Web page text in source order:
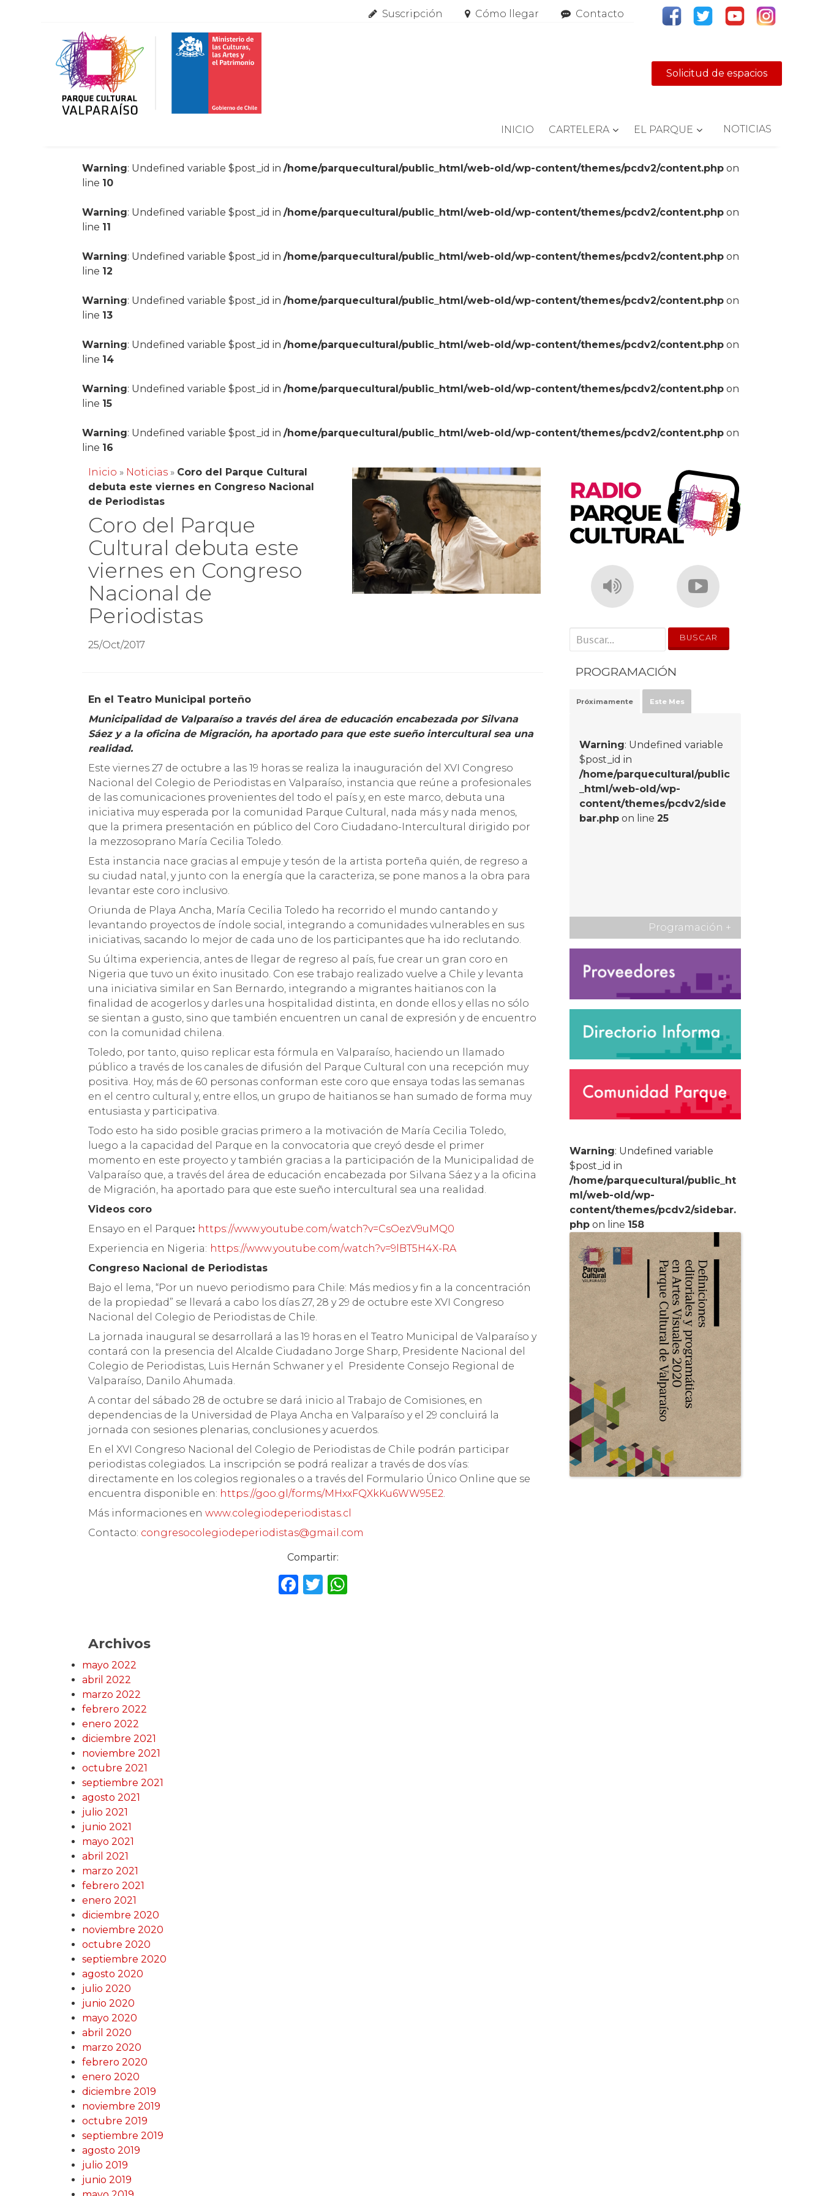
Suscripción Cómo llegar Contacto
Solicitud de espacios
INICIO CARTELERA EL PARQUE NOTICIAS
Warning: Undefined variable $post_id in/home/parquecultural/public_html/web-old/wp-content/themes/pcdv2/content.php on
line 10
Warning: Undefined variable $post_id in/home/parquecultural/public_html/web-old/wp-content/themes/pcdv2/content.php on
line 11
Warning: Undefined variable $post_id in/home/parquecultural/public_html/web-old/wp-content/themes/pcdv2/content.php on
line 12
Warning: Undefined variable $post_id in/home/parquecultural/public_html/web-old/wp-content/themes/pcdv2/content.php on
line 13
Warning: Undefined variable $post_id in/home/parquecultural/public_html/web-old/wp-content/themes/pcdv2/content.php on
line 14
Warning: Undefined variable $post_id in/home/parquecultural/public_html/web-old/wp-content/themes/pcdv2/content.php on
line 15
Warning: Undefined variable $post_id in/home/parquecultural/public_html/web-old/wp-content/themes/pcdv2/content.php on
line 16
Inicio » Noticias » Coro del Parque Cultural
debuta este viernes en Congreso Nacional
de Periodistas
Coro del Parque
Cultural debuta este
viernes en Congreso
Nacional de
Periodistas
25/Oct/2017
En el Teatro Municipal porteño
Municipalidad de Valparaíso a través del área de educación encabezada por Silvana
Sáez y a la oficina de Migración, ha aportado para que este sueño intercultural sea una
realidad.
Este viernes 27 de octubre a las 19 horas se realiza la inauguración del XVI Congreso
Nacional del Colegio de Periodistas en Valparaíso, instancia que reúne a profesionales
de las comunicaciones provenientes del todo el país y, en este marco, debuta una
iniciativa muy esperada por la comunidad Parque Cultural, nada más y nada menos,
que la primera presentación en público del Coro Ciudadano-Intercultural dirigido por
la mezzosoprano María Cecilia Toledo.
Esta instancia nace gracias al empuje y tesón de la artista porteña quién, de regreso a
su ciudad natal, y junto con la energía que la caracteriza, se pone manos a la obra para
levantar este coro inclusivo.
Oriunda de Playa Ancha, María Cecilia Toledo ha recorrido el mundo cantando y
levantando proyectos de índole social, integrando a comunidades vulnerables en sus
iniciativas, sacando lo mejor de cada uno de los participantes que ha ido reclutando.
Su última experiencia, antes de llegar de regreso al país, fue crear un gran coro en
Nigeria que tuvo un éxito inusitado. Con ese trabajo realizado vuelve a Chile y levanta
una iniciativa similar en San Bernardo, integrando a migrantes haitianos con la
finalidad de acogerlos y darles una hospitalidad distinta, en donde ellos y ellas no sólo
se sientan a gusto, sino que también encuentren un canal de expresión y de encuentro
con la comunidad chilena.
Toledo, por tanto, quiso replicar esta fórmula en Valparaíso, haciendo un llamado
público a través de los canales de difusión del Parque Cultural con una recepción muy
positiva. Hoy, más de 60 personas conforman este coro que ensaya todas las semanas
en el centro cultural y, entre ellos, un grupo de haitianos se han sumado de forma muy
entusiasta y participativa.
Todo esto ha sido posible gracias primero a la motivación de María Cecilia Toledo,
luego a la capacidad del Parque en la convocatoria que creyó desde el primer
momento en este proyecto y también gracias a la participación de la Municipalidad de
Valparaíso que, a través del área de educación encabezada por Silvana Sáez y a la oficina
de Migración, ha aportado para que este sueño intercultural sea una realidad.
Videos coro
Ensayo en el Parque: https://www.youtube.com/watch?v=CsOezV9uMQ0
Experiencia en Nigeria: https://www.youtube.com/watch?v=9lBT5H4X-RA
Congreso Nacional de Periodistas
Bajo el lema, “Por un nuevo periodismo para Chile: Más medios y fin a la concentración
de la propiedad” se llevará a cabo los días 27, 28 y 29 de octubre este XVI Congreso
Nacional del Colegio de Periodistas de Chile.
La jornada inaugural se desarrollará a las 19 horas en el Teatro Municipal de Valparaíso y
contará con la presencia del Alcalde Ciudadano Jorge Sharp, Presidente Nacional del
Colegio de Periodistas, Luis Hernán Schwaner y el Presidente Consejo Regional de
Valparaíso, Danilo Ahumada.
A contar del sábado 28 de octubre se dará inicio al Trabajo de Comisiones, en
dependencias de la Universidad de Playa Ancha en Valparaíso y el 29 concluirá la
jornada con sesiones plenarias, conclusiones y acuerdos.
En el XVI Congreso Nacional del Colegio de Periodistas de Chile podrán participar
periodistas colegiados. La inscripción se podrá realizar a través de dos vías:
directamente en los colegios regionales o a través del Formulario Único Online que se
encuentra disponible en: https://goo.gl/forms/MHxxFQXkKu6WW95E2.
Más informaciones enwww.colegiodeperiodistas.cl
Contacto: congresocolegiodeperiodistas@gmail.com
Compartir:
F T W
' . __('Search for:') . '
PROGRAMACIÓN
Próximamente Este Mes
Warning: Undefined variable
$post_id in
/home/parquecultural/public
_html/web-old/wp-
content/themes/pcdv2/side
bar.php on line25
Programación +
Warning: Undefined variable
$post_id in
/home/parquecultural/public_ht
ml/web-old/wp-
content/themes/pcdv2/sidebar.
php on line 158
Archivos
mayo 2022
abril 2022
marzo 2022
febrero 2022
enero 2022
diciembre 2021
noviembre 2021
octubre 2021
septiembre 2021
agosto 2021
julio 2021
junio 2021
mayo 2021
abril 2021
marzo 2021
febrero 2021
enero 2021
diciembre 2020
noviembre 2020
octubre 2020
septiembre 2020
agosto 2020
julio 2020
junio 2020
mayo 2020
abril 2020
marzo 2020
febrero 2020
enero 2020
diciembre 2019
noviembre 2019
octubre 2019
septiembre 2019
agosto 2019
julio 2019
junio 2019